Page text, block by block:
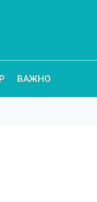
ВАЖНО